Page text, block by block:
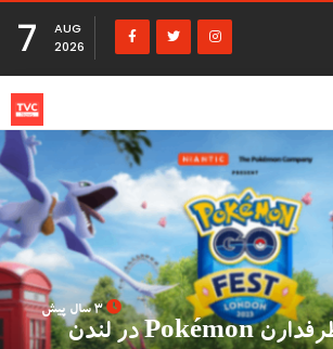
7
AUG
2026
3 سال پیش
آخر این هفته طرفدارن Pokémon در لندن